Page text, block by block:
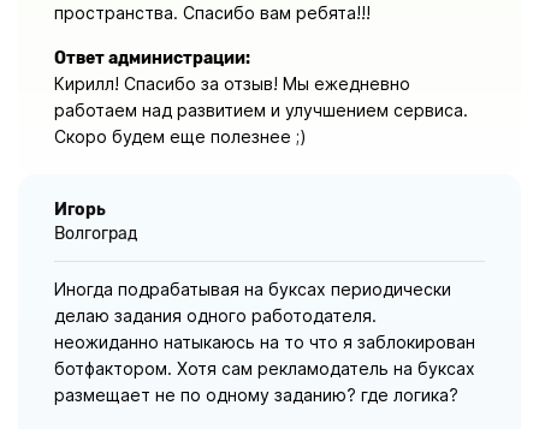
пространства. Спасибо вам ребята!!!
Ответ администрации:
Кирилл! Спасибо за отзыв! Мы ежедневно
работаем над развитием и улучшением сервиса.
Скоро будем еще полезнее ;)
Игорь
Волгоград
Иногда подрабатывая на буксах периодически
делаю задания одного работодателя.
неожиданно натыкаюсь на то что я заблокирован
ботфактором. Хотя сам рекламодатель на буксах
размещает не по одному заданию? где логика?